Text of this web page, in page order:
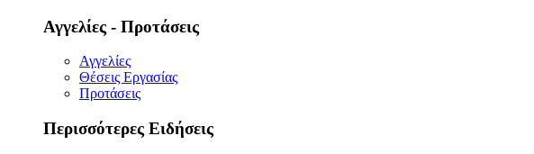
Αγγελίες - Προτάσεις
Αγγελίες
Θέσεις Εργασίας
Προτάσεις
Περισσότερες Ειδήσεις